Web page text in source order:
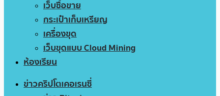
เว็บซื้อขาย
กระเป๋าเก็บเหรียญ
เครื่องขุด
เว็บขุดแบบ Cloud Mining
ห้องเรียน
ข่าวคริปโตเคอเรนซี่